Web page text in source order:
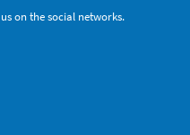
on the social networks.